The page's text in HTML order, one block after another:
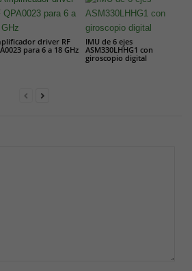
driver RF
para 6 a 18 GHz
IMU de 6 ejes
ASM330LHHG1 con
giroscopio digital